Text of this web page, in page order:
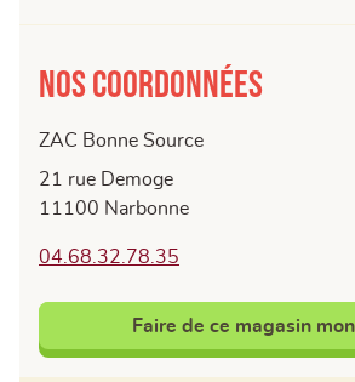
Nos coordonnées
ZAC Bonne Source
21 rue Demoge
11100 Narbonne
04.68.32.78.35
Faire de ce magasin